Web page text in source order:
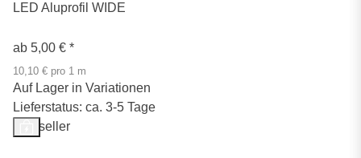
LED Aluprofil WIDE
ab 5,00 € *
10,10 € pro 1 m
Auf Lager in Variationen
Lieferstatus: ca. 3-5 Tage
Bestseller